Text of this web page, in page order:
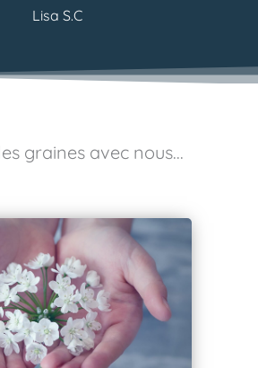
Lisa S.C
graines avec nous...